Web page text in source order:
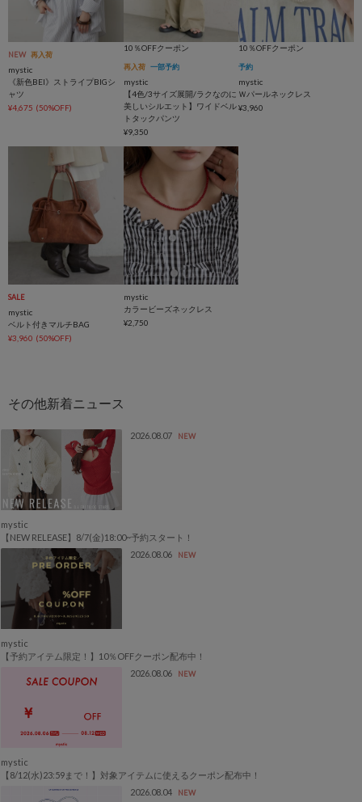
NEW 再入荷
mystic
《新色BEI》ストライプBIGシ
ャツ
¥4,675 (50%OFF)
10％OFFクーポン
再入荷 一部予約
mystic
【4色/3サイズ展開/ラクなのに
美しいシルエット】ワイドベル
トタックパンツ
¥9,350
10％OFFクーポン
予約
mystic
Ｗパールネックレス
¥3,960
SALE
mystic
ベルト付きマルチBAG
¥3,960 (50%OFF)
mystic
カラービーズネックレス
¥2,750
2026.08.07 NEW
mystic
【NEW RELEASE】8/7(金)18:00~予約スタート！
2026.08.06
NEW
mystic
【予約アイテム限定！】10％OFFクーポン配布中！
2026.08.06
NEW
mystic
【8/12(水)23:59まで！】対象アイテムに使えるクーポン配布中！
2026.08.04
NEW